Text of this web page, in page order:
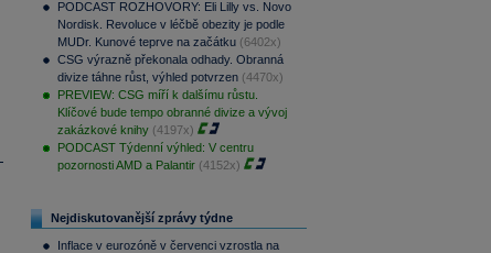
PODCAST ROZHOVORY: Eli Lilly vs. Novo
Nordisk. Revoluce v léčbě obezity je podle
MUDr. Kunové teprve na začátku (6402x)
CSG výrazně překonala odhady. Obranná
divize táhne růst, výhled potvrzen (4470x)
PREVIEW: CSG míří k dalšímu růstu.
Klíčové bude tempo obranné divize a vývoj
zakázkové knihy (4197x)
PODCAST Týdenní výhled: V centru
pozornosti AMD a Palantir (4152x)
Nejdiskutovanější zprávy týdne
Inflace v eurozóně v červenci vzrostla na